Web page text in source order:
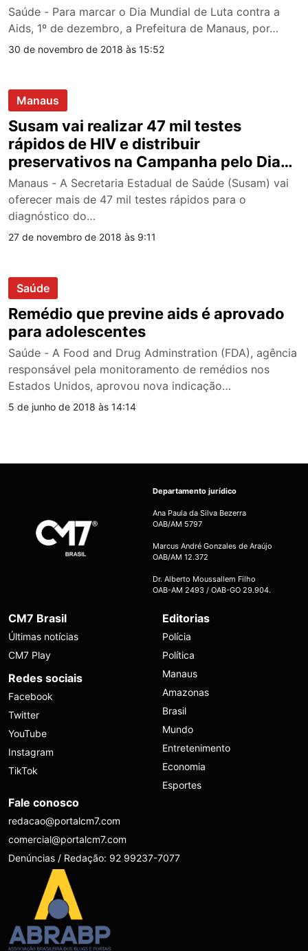
Saúde - Para marcar o Dia Mundial de Luta contra a
Aids, 1º de dezembro, a Prefeitura de Manaus, por…
30 de novembro de 2018 às 15:52
Manaus
Susam vai realizar 47 mil testes
rápidos de HIV e distribuir
preservativos na Campanha pelo Dia
Mundial de Luta contra a Aids
Manaus - A Secretaria Estadual de Saúde (Susam) vai
oferecer mais de 47 mil testes rápidos para o
diagnóstico do…
27 de novembro de 2018 às 9:11
Saúde
Remédio que previne aids é aprovado
para adolescentes
Saúde - A Food and Drug Adminstration (FDA), agência
responsável pela monitoramento de remédios nos
Estados Unidos, aprovou nova indicação…
5 de junho de 2018 às 14:14
Departamento jurídico
Ana Paula da Silva Bezerra
OAB/AM 5797
Marcus André Gonzales de Araújo
OAB/AM 12.372
Dr. Alberto Moussallem Filho
OAB-AM 2493 / OAB-GO 29.904.
CM7 Brasil
Últimas notícias
CM7 Play
Redes sociais
Facebook
Twitter
YouTube
Instagram
TikTok
Editorias
Polícia
Política
Manaus
Amazonas
Brasil
Mundo
Entretenimento
Economia
Esportes
Fale conosco
redacao@portalcm7.com
comercial@portalcm7.com
Denúncias / Redação: 92 99237-7077